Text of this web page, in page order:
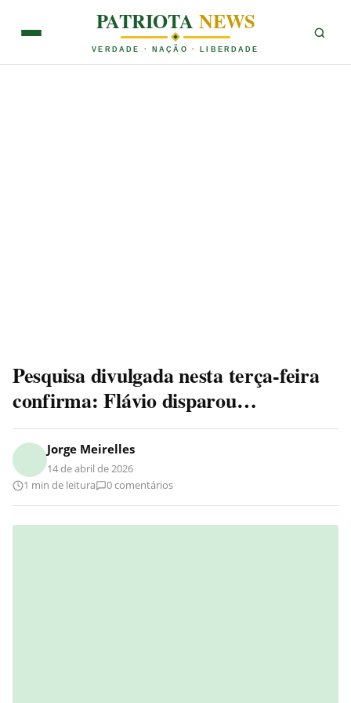
PATRIOTANEWS
VERDADE · NAÇÃO · LIBERDADE
Pesquisa divulgada nesta terça-feira
confirma: Flávio disparou…
Jorge Meirelles
14 de abril de 2026
1 min de leitura
0 comentários